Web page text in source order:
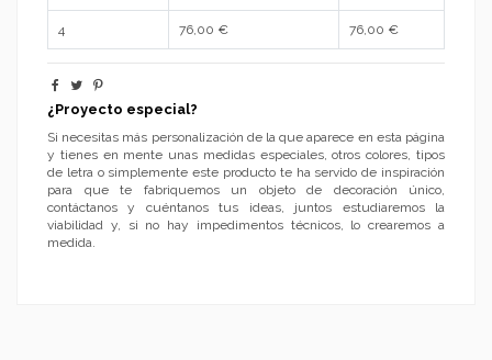
4 76,00 € 76,00 €
¿Proyecto especial?
Si necesitas más personalización de la que aparece en esta página
y tienes en mente unas medidas especiales, otros colores, tipos
de letra o simplemente este producto te ha servido de inspiración
para que te fabriquemos un objeto de decoración único,
contáctanos y cuéntanos tus ideas, juntos estudiaremos la
viabilidad y, si no hay impedimentos técnicos, lo crearemos a
medida.